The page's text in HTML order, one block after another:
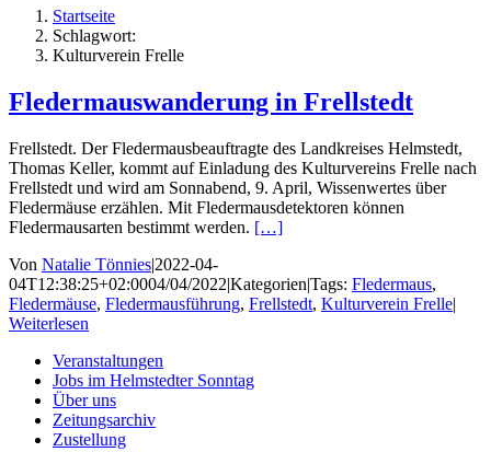
Startseite
Schlagwort:
Kulturverein Frelle
Fledermauswanderung in Frellstedt
Frellstedt. Der Fledermausbeauftragte des Landkreises Helmstedt,
Thomas Keller, kommt auf Einladung des Kulturvereins Frelle nach
Frellstedt und wird am Sonnabend, 9. April, Wissenwertes über
Fledermäuse erzählen. Mit Fledermausdetektoren können
Fledermausarten bestimmt werden. […]
Von Natalie Tönnies|2022-04-
04T12:38:25+02:0004/04/2022|Kategorien|Tags: Fledermaus,
Fledermäuse, Fledermausführung, Frellstedt, Kulturverein Frelle|
Weiterlesen
Veranstaltungen
Jobs im Helmstedter Sonntag
Über uns
Zeitungsarchiv
Zustellung